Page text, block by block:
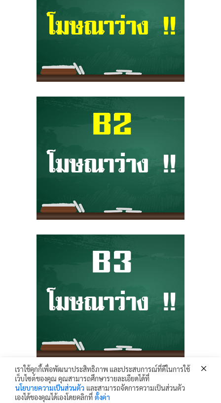
Krunhongonline.com © 2017 - All Rights Reserved.
ครูหน่องออนไลน์ เว็บไซต์ข้อมูล ข่าวสาร เพื่อการเผยแพร่ความรู้ ด้านการศึกษา
เราใช้คุกกี้เพื่อพัฒนาประสิทธิภาพ และประสบการณ์ที่ดีในการใช้
เว็บไซต์ของคุณ คุณสามารถศึกษารายละเอียดได้ที่
นโยบายความเป็นส่วนตัว และสามารถจัดการความเป็นส่วนตัว
เองได้ของคุณได้เองโดยคลิกที่ ตั้งค่า